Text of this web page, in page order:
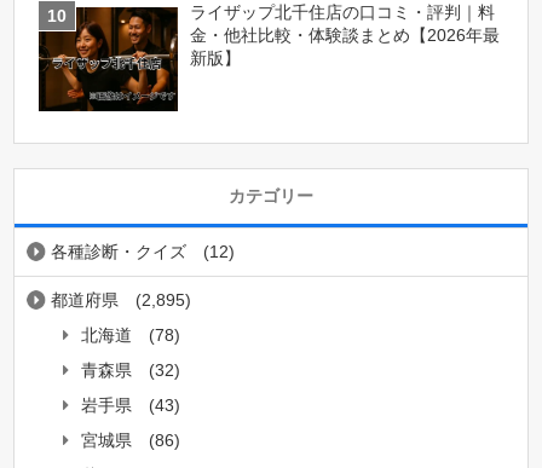
ライザップ北千住店の口コミ・評判｜料
金・他社比較・体験談まとめ【2026年最
新版】
カテゴリー
各種診断・クイズ (12)
都道府県
(2,895)
北海道
(78)
青森県
(32)
岩手県
(43)
宮城県
(86)